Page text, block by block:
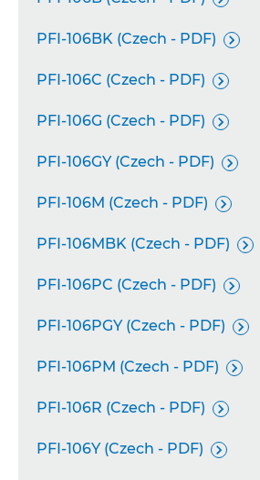
PFI-106BK (Czech - PDF) 
PFI-106C (Czech - PDF) 
PFI-106G (Czech - PDF) 
PFI-106GY (Czech - PDF) 
PFI-106M (Czech - PDF) 
PFI-106MBK (Czech - PDF) 
PFI-106PC (Czech - PDF) 
PFI-106PGY (Czech - PDF) 
PFI-106PM (Czech - PDF) 
PFI-106R (Czech - PDF) 
PFI-106Y (Czech - PDF) 